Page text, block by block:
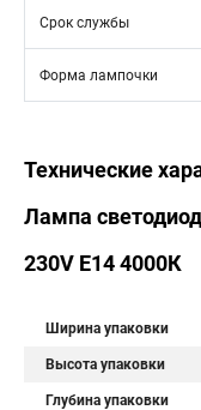
Срок службы
Форма лампочки
Технические
Лампа
230V E14 4000К
Ширина упаковки
Высота упаковки
Глубина упаковки